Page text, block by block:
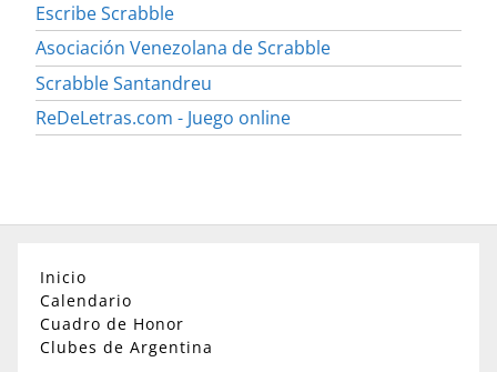
Escribe Scrabble
Asociación Venezolana de Scrabble
Scrabble Santandreu
ReDeLetras.com - Juego online
Inicio
Calendario
Cuadro de Honor
Clubes de Argentina